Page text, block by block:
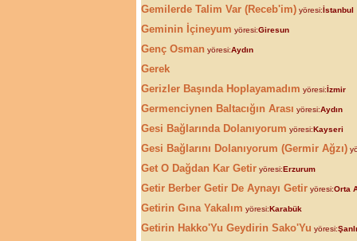
Gemilerde Talim Var (Receb'im) yöresi:İstanbul
Geminin İçineyum yöresi:Giresun
Genç Osman yöresi:Aydın
Gerek
Gerizler Başında Hoplayamadım yöresi:İzmir
Germenciynen Baltacığın Arası yöresi:Aydın
Gesi Bağlarında Dolanıyorum yöresi:Kayseri
Gesi Bağlarını Dolanıyorum (Germir Ağzı)
Get O Dağdan Kar Getir yöresi:Erzurum
Getir Berber Getir De Aynayı Getir yöresi:Orta
Getirin Gına Yakalım yöresi:Karabük
Getirin Hakko'Yu Geydirin Sako'Yu yöresi: